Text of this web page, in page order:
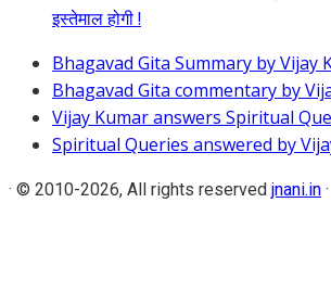
इस्तेमाल होगी !
Bhagavad Gita Summary by Vijay
Bhagavad Gita commentary by
Vijay Kumar answers Spiritual
Spiritual Queries answered by
· © 2010-2026, All rights reserved jnani.in ·